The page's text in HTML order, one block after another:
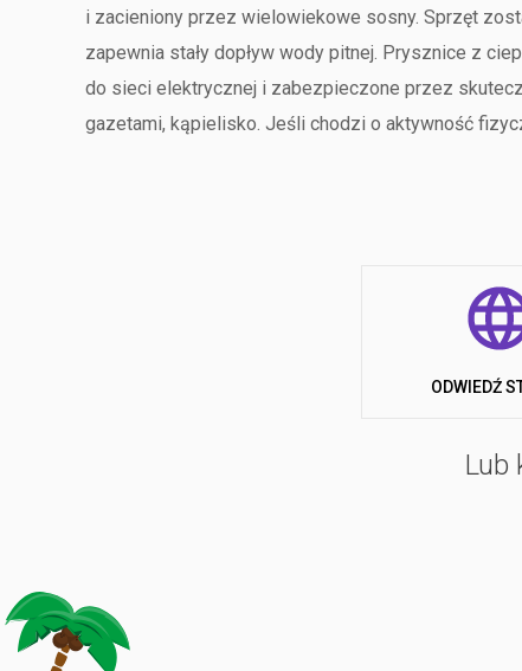
i zacieniony przez wielowiekowe sosny. Sprzęt
zapewnia stały dopływ wody pitnej. Prysznice z
do sieci elektrycznej i zabezpieczone przez
gazetami, kąpielisko. Jeśli chodzi o aktywność
ODWIEDŹ
Lub